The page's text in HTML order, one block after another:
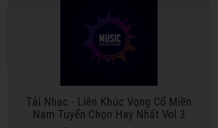
Tải Nhạc - Liên Khúc Vọng Cổ Miền
Nam Tuyển Chọn Hay Nhất Vol 3